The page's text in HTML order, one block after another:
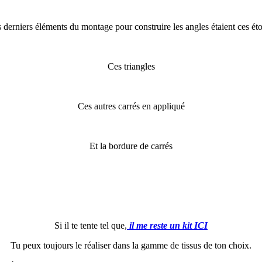
derniers éléments du montage pour construire les angles étaient ces
Ces triangles
Ces autres carrés en appliqué
Et la bordure de carrés
Si il te tente tel que, il me reste un kit ICI
Tu peux toujours le réaliser dans la gamme de tissus de ton choix.